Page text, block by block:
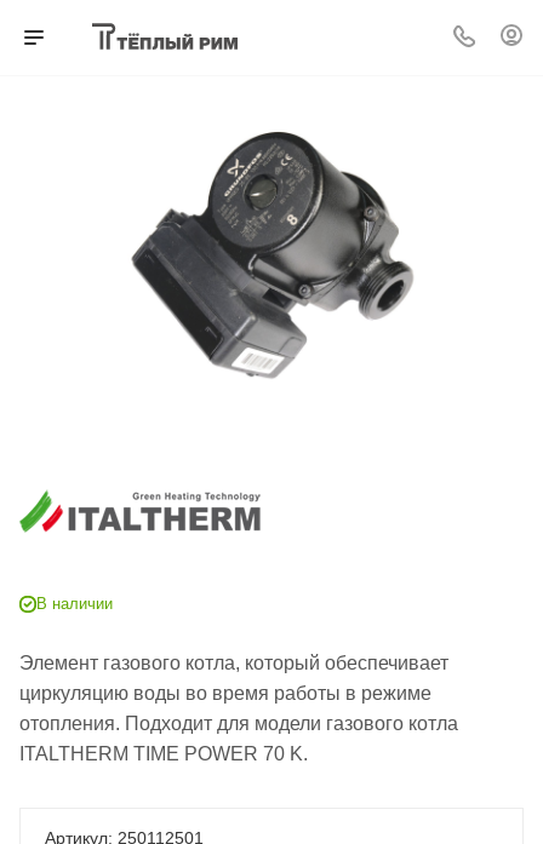
В наличии
Элемент газового котла, который обеспечивает
циркуляцию воды во время работы в режиме
отопления. Подходит для модели газового котла
ITALTHERM TIME POWER 70 K.
250112501